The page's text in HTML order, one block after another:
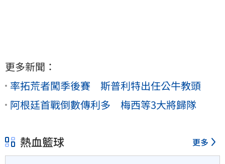
更多新聞：
率拓荒者闖季後賽 斯普利特出任公牛教頭
阿根廷首戰倒數傳利多 梅西等3大將歸隊
熱血籃球 更多